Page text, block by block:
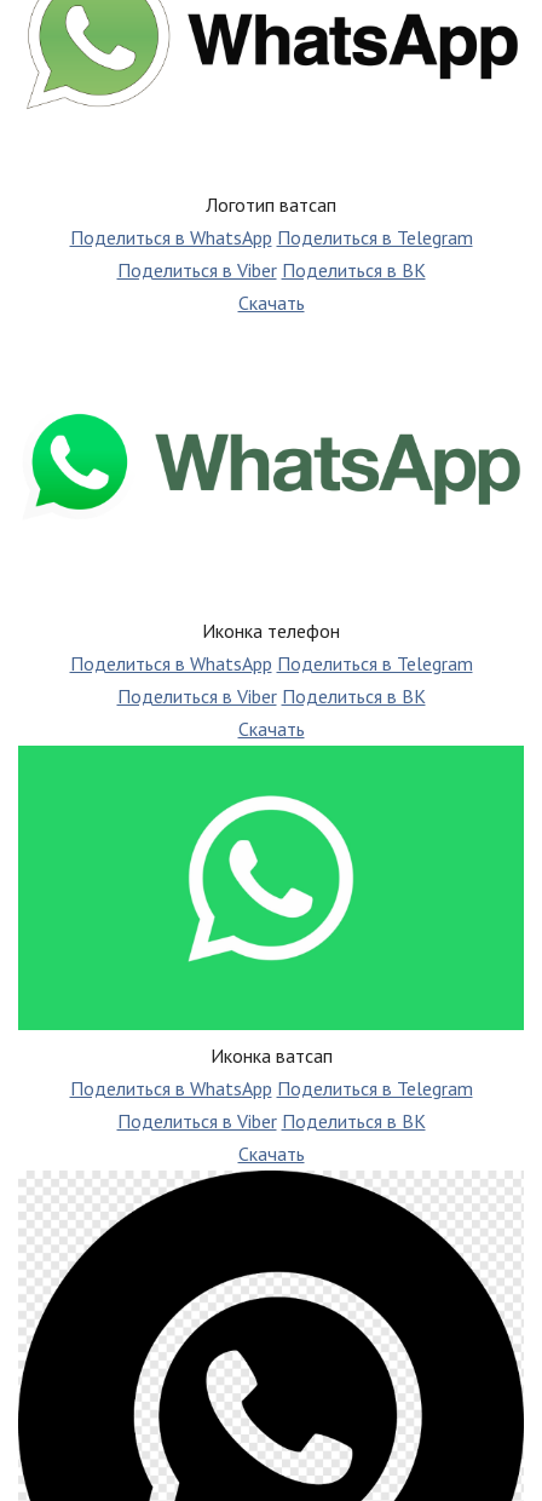
Логотип ватсап
Поделиться в WhatsApp Поделиться в Telegram
Поделиться в Viber Поделиться в ВК
Скачать
Иконка телефон
Поделиться в WhatsApp Поделиться в Telegram
Поделиться в Viber Поделиться в ВК
Скачать
Иконка ватсап
Поделиться в WhatsApp Поделиться в Telegram
Поделиться в Viber Поделиться в ВК
Скачать